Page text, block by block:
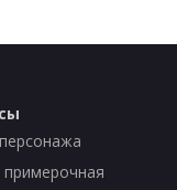
примерочная